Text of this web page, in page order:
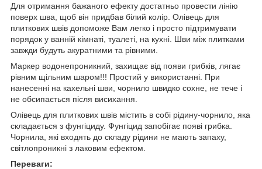
Для отримання бажаного ефекту достатньо провести лінію
поверх шва, щоб він придбав білий колір. Олівець для
плиткових швів допоможе Вам легко і просто підтримувати
порядок у ванній кімнаті, туалеті, на кухні. Шви між плитками
завжди будуть акуратними та рівними.
Маркер водонепроникний, захищає від появи грибків, лягає
рівним щільним шаром!!! Простий у використанні. При
нанесенні на кахельні шви, чорнило швидко сохне, не тече і
не обсипається після висихання.
Олівець для плиткових швів містить в собі рідину-чорнило, яка
складається з фунгіциду. Фунгіцид запобігає появі грибка.
Чорнила, які входять до складу рідини не мають запаху,
світлопроникні з лаковим ефектом.
Переваги: